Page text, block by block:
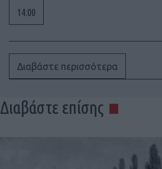
14:00
Διαβάστε περισσότερα
Διαβάστε επίσης